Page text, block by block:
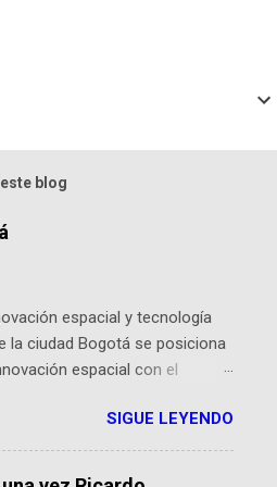
blog
espacial y tecnología
la ciudad Bogotá se posiciona
espacial con el
tecnologías de la
en soluciones prácticas para
organizado por el
SIGUE LEYENDO